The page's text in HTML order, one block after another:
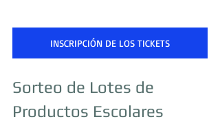
INSCRIPCIÓN DE LOS TICKETS
Sorteo de Lotes de
Productos Escolares